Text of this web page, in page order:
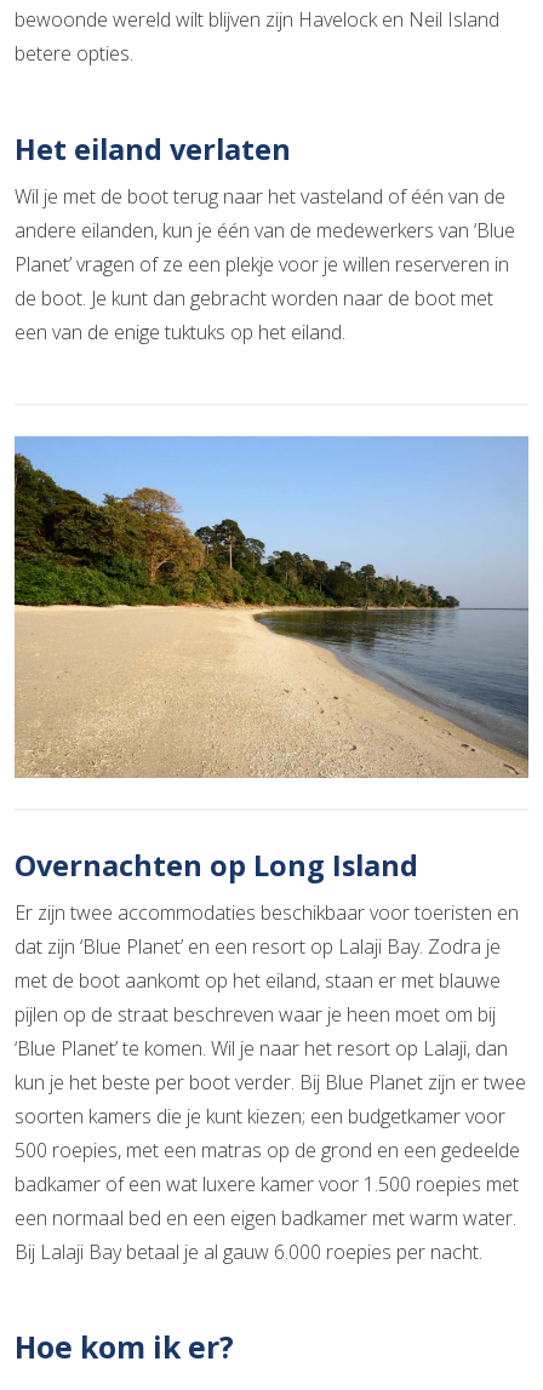
bewoonde wereld wilt blijven zijn Havelock en Neil Island
betere opties.
Het eiland verlaten
Wil je met de boot terug naar het vasteland of één van de
andere eilanden, kun je één van de medewerkers van ‘Blue
Planet’ vragen of ze een plekje voor je willen reserveren in
de boot. Je kunt dan gebracht worden naar de boot met
een van de enige tuktuks op het eiland.
Overnachten op Long Island
Er zijn twee accommodaties beschikbaar voor toeristen en
dat zijn ‘Blue Planet’ en een resort op Lalaji Bay. Zodra je
met de boot aankomt op het eiland, staan er met blauwe
pijlen op de straat beschreven waar je heen moet om bij
‘Blue Planet’ te komen. Wil je naar het resort op Lalaji, dan
kun je het beste per boot verder. Bij Blue Planet zijn er twee
soorten kamers die je kunt kiezen; een budgetkamer voor
500 roepies, met een matras op de grond en een gedeelde
badkamer of een wat luxere kamer voor 1.500 roepies met
een normaal bed en een eigen badkamer met warm water.
Bij Lalaji Bay betaal je al gauw 6.000 roepies per nacht.
Hoe kom ik er?